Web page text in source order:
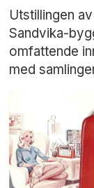
Utstillingen
Sandvika-
omfattende
med